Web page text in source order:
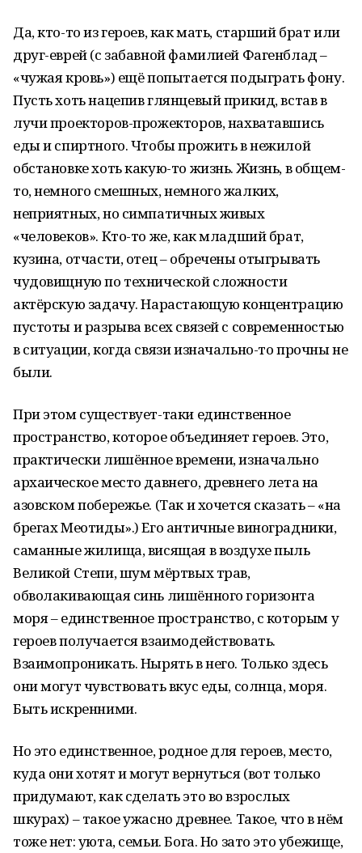
Да, кто-то из героев, как мать, старший брат или
друг-еврей (с забавной фамилией Фагенблад –
«чужая кровь») ещё попытается подыграть фону.
Пусть хоть нацепив глянцевый прикид, встав в
лучи проекторов-прожекторов, нахватавшись
еды и спиртного. Чтобы прожить в нежилой
обстановке хоть какую-то жизнь. Жизнь, в общем-
то, немного смешных, немного жалких,
неприятных, но симпатичных живых
«человеков». Кто-то же, как младший брат,
кузина, отчасти, отец – обречены отыгрывать
чудовищную по технической сложности
актёрскую задачу. Нарастающую концентрацию
пустоты и разрыва всех связей с современностью
в ситуации, когда связи изначально-то прочны не
были.
При этом существует-таки единственное
пространство, которое объединяет героев. Это,
практически лишённое времени, изначально
архаическое место давнего, древнего лета на
азовском побережье. (Так и хочется сказать – «на
брегах Меотиды».) Его античные виноградники,
саманные жилища, висящая в воздухе пыль
Великой Степи, шум мёртвых трав,
обволакивающая синь лишённого горизонта
моря – единственное пространство, с которым у
героев получается взаимодействовать.
Взаимопроникать. Нырять в него. Только здесь
они могут чувствовать вкус еды, солнца, моря.
Быть искренними.
Но это единственное, родное для героев, место,
куда они хотят и могут вернуться (вот только
придумают, как сделать это во взрослых
шкурах) – такое ужасно древнее. Такое, что в нём
тоже нет: уюта, семьи. Бога. Но зато это убежище,